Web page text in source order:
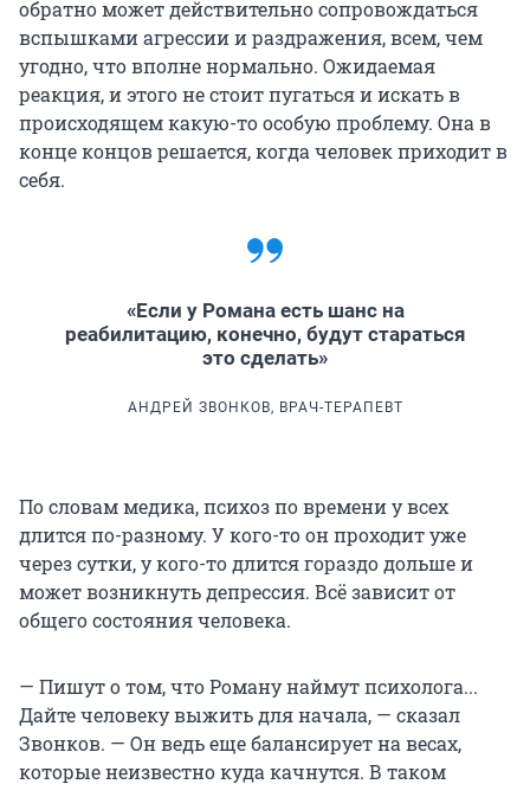
обратно может действительно сопровождаться
вспышками агрессии и раздражения, всем, чем
угодно, что вполне нормально. Ожидаемая
реакция, и этого не стоит пугаться и искать в
происходящем какую-то особую проблему. Она в
конце концов решается, когда человек приходит в
себя.
«Если у Романа есть шанс на
реабилитацию, конечно, будут стараться
это сделать»
АНДРЕЙ ЗВОНКОВ, ВРАЧ-ТЕРАПЕВТ
По словам медика, психоз по времени у всех
длится по-разному. У кого-то он проходит уже
через сутки, у кого-то длится гораздо дольше и
может возникнуть депрессия. Всё зависит от
общего состояния человека.
— Пишут о том, что Роману наймут психолога...
Дайте человеку выжить для начала, — сказал
Звонков. — Он ведь еще балансирует на весах,
которые неизвестно куда качнутся. В таком